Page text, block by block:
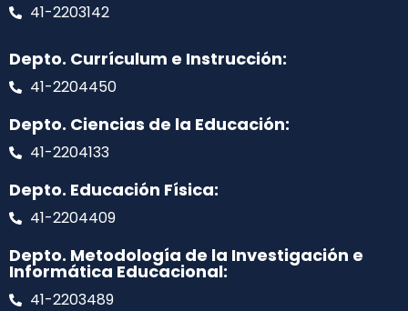
41-2203142
Depto. Currículum e Instrucción:
41-2204450
Depto. Ciencias de la Educación:
41-2204133
Depto. Educación Física:
41-2204409
Depto. Metodología de la Investigación e
Informática Educacional:
41-2203489